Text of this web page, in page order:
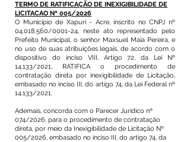
TERMO DE RATIFICAÇÃO DE INEXIGIBILIDADE DE
LICITACAO Nº 005/2026
O Município de Xapuri - Acre, inscrito no CNPJ nº
04.018.560/0001-24, neste ato representado pelo
Prefeito Municipal, o senhor Maxsuel Maia Pereira, e
no uso de suas atribuições legais, de acordo com o
dispositivo do inciso VIII, Artigo 72, da Lei Nº
14.133/2021, RATIFICA o procedimento de
contratação direta por inexigibilidade de Licitação,
embasado no inciso III, do artigo 74, da Lei Federal nº
14.133/2021.
Ademais, concorda com o Parecer Jurídico nº
074/2026, para o procedimento de contratação
direta, por meio da Inexigibilidade de Licitação Nº
005/2026, embasado no inciso III, do artigo 74, da